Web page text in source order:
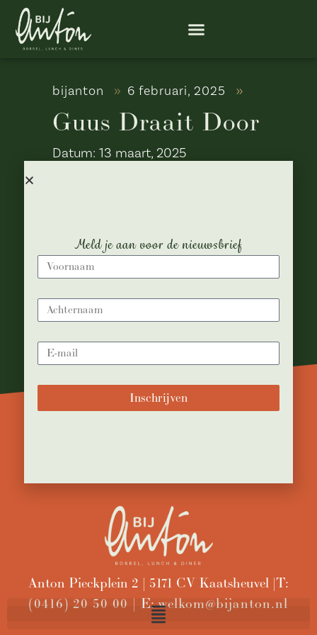
bijanton 6 februari, 2025
Guus Draait Door
Datum: 13 maart, 2025
Anton Pieckplein 2 | 5171 CV Kaatsheuvel | T:
(0416) 20 50 00 | E:welkom@bijanton.nl
Meld je aan voor de nieuwsbrief
Inschrijven